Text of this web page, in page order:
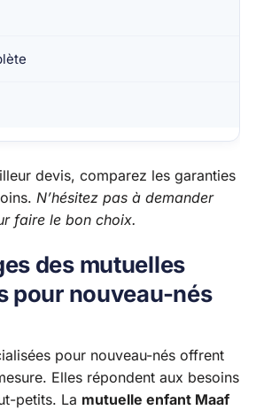
devis, comparez les garanties
N’hésitez pas à demander
faire le bon choix.
des mutuelles
pour nouveau-nés
pour nouveau-nés offrent
Elles répondent aux besoins
petits. La mutuelle enfant Maaf